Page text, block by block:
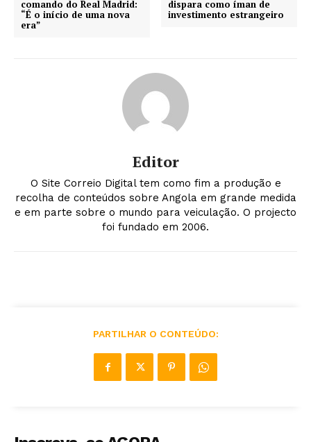
comando do Real Madrid:
“É o início de uma nova
era”
dispara como íman de
investimento estrangeiro
Editor
O Site Correio Digital tem como fim a produção e
recolha de conteúdos sobre Angola em grande medida
e em parte sobre o mundo para veiculação. O projecto
foi fundado em 2006.
PARTILHAR O CONTEÚDO: